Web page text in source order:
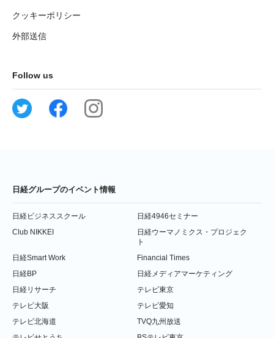
クッキーポリシー
外部送信
Follow us
日経グループのイベント情報
日経ビジネススクール
日経4946セミナー
Club NIKKEI
日経ウーマノミクス・プロジェク
ト
日経Smart Work
Financial Times
日経BP
日経メディアマーケティング
日経リサーチ
テレビ東京
テレビ大阪
テレビ愛知
テレビ北海道
TVQ九州放送